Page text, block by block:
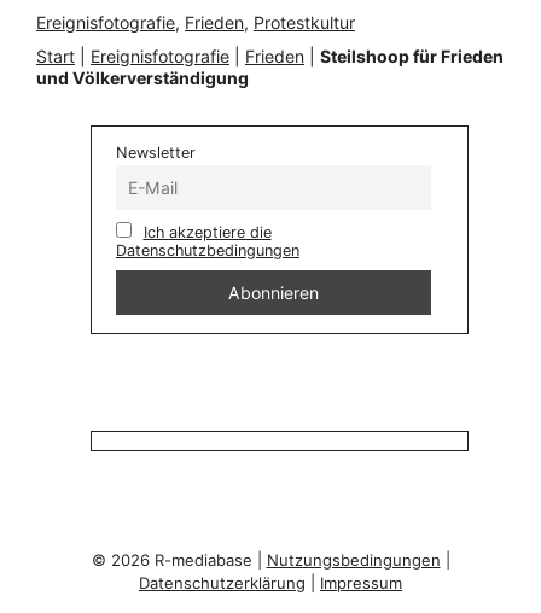
Ereignisfotografie, Frieden, Protestkultur
Start
Ereignisfotografie Frieden
Steilshoop für Frieden
und Völkerverständigung
Newsletter
Ich akzeptiere die
Datenschutzbedingungen
© 2026 R-mediabase | Nutzungsbedingungen
Datenschutzerklärung
Impressum